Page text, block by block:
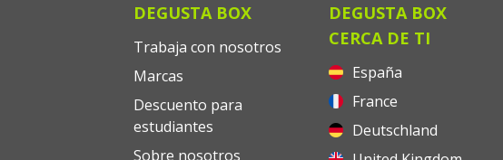
DEGUSTA BOX
Trabaja con nosotros
Marcas
Descuento para
estudiantes
Sobre nosotros
DEGUSTA BOX
CERCA DE TI
España
France
Deutschland